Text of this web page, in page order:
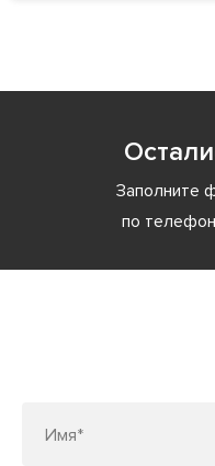
Заполните
по
Имя*